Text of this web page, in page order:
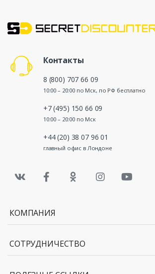
Контакты
8 (800) 707 66 09
10:00 – 20:00 по Мск, по РФ бесплатно
+7 (495) 150 66 09
10:00 – 20:00 по Мск
+44 (20) 38 07 96 01
главный офис в Лондоне
КОМПАНИЯ
СОТРУДНИЧЕСТВО